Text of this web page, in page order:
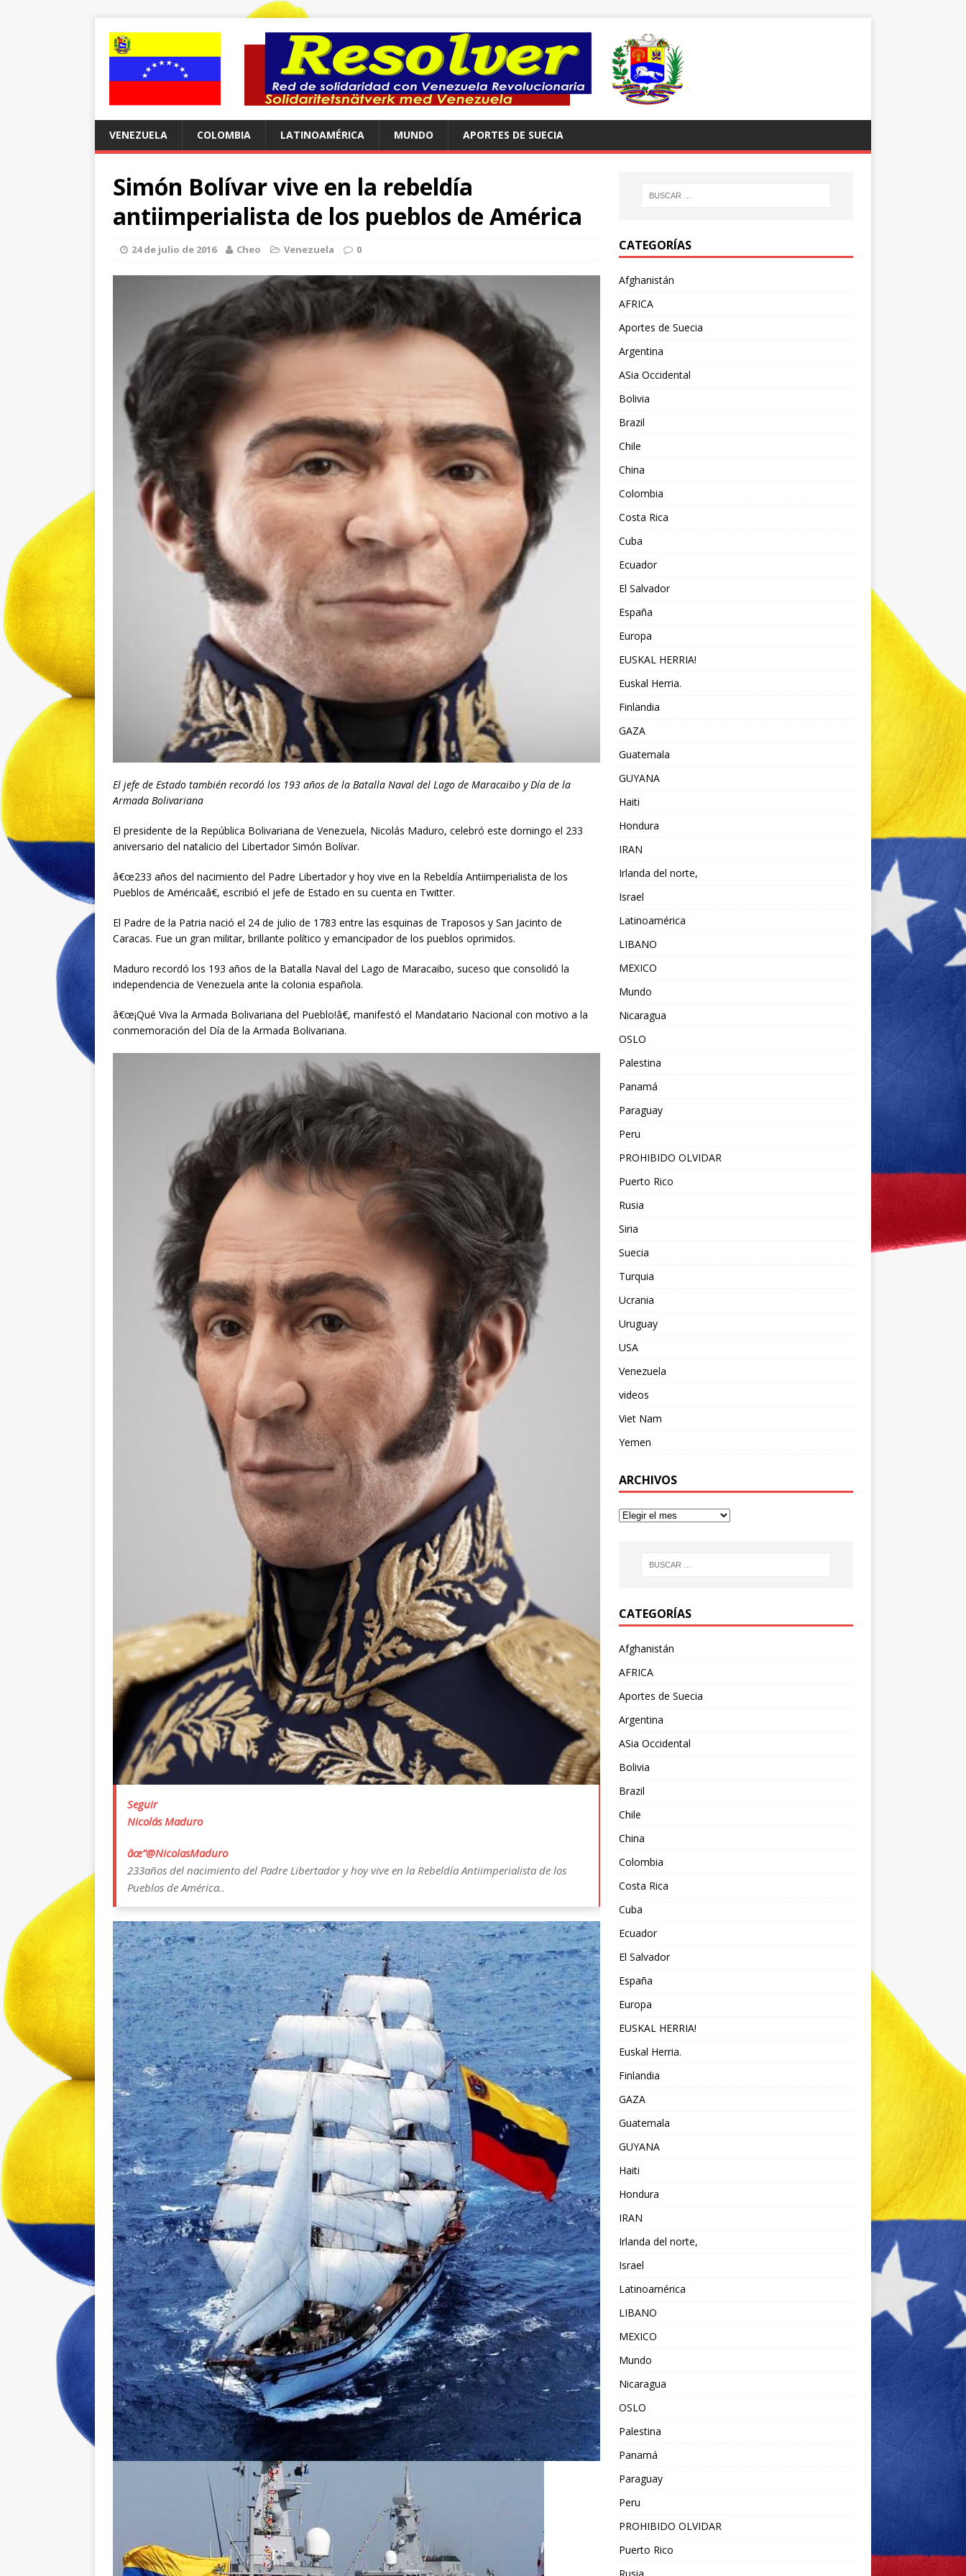
VENEZUELA COLOMBIA LATINOAMÉRICA MUNDO APORTES DE SUECIA
Simón Bolívar vive en la rebeldía
antiimperialista de los pueblos de América
24 de julio de 2016 Cheo Venezuela 0
El jefe de Estado también recordó los 193 años de la Batalla Naval del Lago de Maracaibo y Día de la
Armada Bolivariana
El presidente de la República Bolivariana de Venezuela, Nicolás Maduro, celebró este domingo el 233
aniversario del natalicio del Libertador Simón Bolívar.
â€œ233 años del nacimiento del Padre Libertador y hoy vive en la Rebeldía Antiimperialista de los
Pueblos de Américaâ€, escribió el jefe de Estado en su cuenta en Twitter.
El Padre de la Patria nació el 24 de julio de 1783 entre las esquinas de Traposos y San Jacinto de
Caracas. Fue un gran militar, brillante político y emancipador de los pueblos oprimidos.
Maduro recordó los 193 años de la Batalla Naval del Lago de Maracaibo, suceso que consolidó la
independencia de Venezuela ante la colonia española.
â€œ¡Qué Viva la Armada Bolivariana del Pueblo!â€, manifestó el Mandatario Nacional con motivo a la
conmemoración del Día de la Armada Bolivariana.
Seguir
Nicolás Maduro
âœ”@NicolasMaduro
233años del nacimiento del Padre Libertador y hoy vive en la Rebeldía Antiimperialista de los
Pueblos de América..
CATEGORÍAS
Afghanistán
AFRICA
Aportes de Suecia
Argentina
ASia Occidental
Bolivia
Brazil
Chile
China
Colombia
Costa Rica
Cuba
Ecuador
El Salvador
España
Europa
EUSKAL HERRIA!
Euskal Herria.
Finlandia
GAZA
Guatemala
GUYANA
Haiti
Hondura
IRAN
Irlanda del norte,
Israel
Latinoamérica
LIBANO
MEXICO
Mundo
Nicaragua
OSLO
Palestina
Panamá
Paraguay
Peru
PROHIBIDO OLVIDAR
Puerto Rico
Rusia
Siria
Suecia
Turquia
Ucrania
Uruguay
USA
Venezuela
videos
Viet Nam
Yemen
ARCHIVOS
CATEGORÍAS
Afghanistán
AFRICA
Aportes de Suecia
Argentina
ASia Occidental
Bolivia
Brazil
Chile
China
Colombia
Costa Rica
Cuba
Ecuador
El Salvador
España
Europa
EUSKAL HERRIA!
Euskal Herria.
Finlandia
GAZA
Guatemala
GUYANA
Haiti
Hondura
IRAN
Irlanda del norte,
Israel
Latinoamérica
LIBANO
MEXICO
Mundo
Nicaragua
OSLO
Palestina
Panamá
Paraguay
Peru
PROHIBIDO OLVIDAR
Puerto Rico